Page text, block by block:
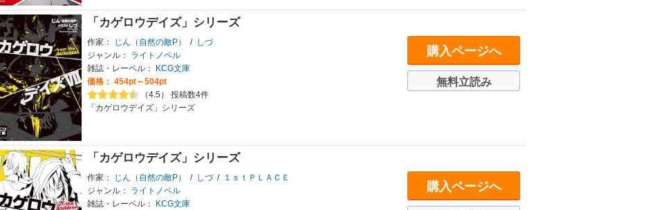
「カゲロウデイズ」シリーズ
作家： じん（自然の敵P） /
しづ
ジャンル：
ライトノベル
雑誌・レーベル：
KCG文庫
価格： 454pt～504pt
（4.5） 投稿数4件
「カゲロウデイズ」シリーズ
購入ページへ
無料立読み
「カゲロウデイズ」シリーズ
作家： じん（自然の敵P） / しづ /
１ｓｔＰＬＡＣＥ
ジャンル：
ライトノベル
雑誌・レーベル：
KCG文庫
購入ページへ